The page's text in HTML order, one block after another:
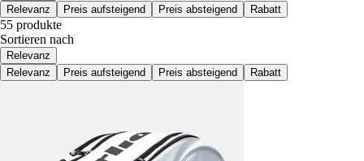
Relevanz
Preis aufsteigend Preis absteigend Rabatt
55 produkte
Sortieren nach
Relevanz
Relevanz
Preis aufsteigend Preis absteigend Rabatt